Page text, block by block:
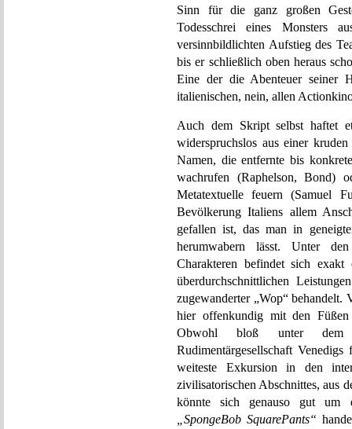
Sinn für die ganz großen
Todesschrei eines Monsters
versinnbildlichten Aufstieg des
bis er schließlich oben heraus
Eine der die Abenteuer seiner
italienischen, nein, allen
Auch dem Skript selbst haftet
widerspruchslos aus einer
Namen, die entfernte bis
wachrufen (Raphelson, Bond)
Metatextuelle feuern (Samuel
Bevölkerung Italiens allem
gefallen ist, das man in
herumwabern lässt. Unter
Charakteren befindet sich
überdurchschnittlichen
zugewanderter „Wop“ behandelt.
hier offenkundig mit den Füßen
Obwohl bloß unter dem
Rudimentärgesellschaft
weiteste Exkursion in den
zivilisatorischen Abschnittes, aus
könnte sich genauso gut um
„SpongeBob SquarePants“